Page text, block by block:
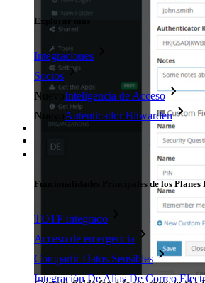
Explorar más
Integraciones
Socios
Nuevo Inteligencia de Acceso
Nuevo Autenticador Bitwarden
Precios
Descargar
Herramientas & Funcionalidades
Funcionalidades Principales de los Planes
TOTP Integrado
Acceso de emergencia
Compartir Datos Sensibles
Integración De Alias De Correo